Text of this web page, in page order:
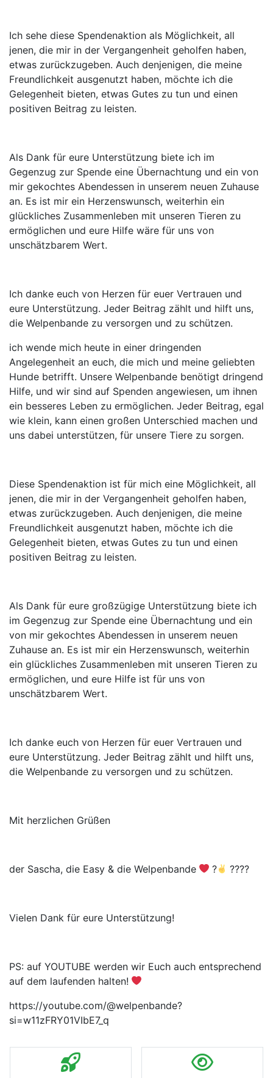
Ich sehe diese Spendenaktion als Möglichkeit, all
jenen, die mir in der Vergangenheit geholfen haben,
etwas zurückzugeben. Auch denjenigen, die meine
Freundlichkeit ausgenutzt haben, möchte ich die
Gelegenheit bieten, etwas Gutes zu tun und einen
positiven Beitrag zu leisten.
Als Dank für eure Unterstützung biete ich im
Gegenzug zur Spende eine Übernachtung und ein von
mir gekochtes Abendessen in unserem neuen Zuhause
an. Es ist mir ein Herzenswunsch, weiterhin ein
glückliches Zusammenleben mit unseren Tieren zu
ermöglichen und eure Hilfe wäre für uns von
unschätzbarem Wert.
Ich danke euch von Herzen für euer Vertrauen und
eure Unterstützung. Jeder Beitrag zählt und hilft uns,
die Welpenbande zu versorgen und zu schützen.
ich wende mich heute in einer dringenden
Angelegenheit an euch, die mich und meine geliebten
Hunde betrifft. Unsere Welpenbande benötigt dringend
Hilfe, und wir sind auf Spenden angewiesen, um ihnen
ein besseres Leben zu ermöglichen. Jeder Beitrag, egal
wie klein, kann einen großen Unterschied machen und
uns dabei unterstützen, für unsere Tiere zu sorgen.
Diese Spendenaktion ist für mich eine Möglichkeit, all
jenen, die mir in der Vergangenheit geholfen haben,
etwas zurückzugeben. Auch denjenigen, die meine
Freundlichkeit ausgenutzt haben, möchte ich die
Gelegenheit bieten, etwas Gutes zu tun und einen
positiven Beitrag zu leisten.
Als Dank für eure großzügige Unterstützung biete ich
im Gegenzug zur Spende eine Übernachtung und ein
von mir gekochtes Abendessen in unserem neuen
Zuhause an. Es ist mir ein Herzenswunsch, weiterhin
ein glückliches Zusammenleben mit unseren Tieren zu
ermöglichen, und eure Hilfe ist für uns von
unschätzbarem Wert.
Ich danke euch von Herzen für euer Vertrauen und
eure Unterstützung. Jeder Beitrag zählt und hilft uns,
die Welpenbande zu versorgen und zu schützen.
Mit herzlichen Grüßen
der Sascha, die Easy & die Welpenbande ? ????
Vielen Dank für eure Unterstützung!
PS: auf YOUTUBE werden wir Euch auch entsprechend
auf dem laufenden halten!
https://youtube.com/@welpenbande?
si=w11zFRY01VIbE7_q